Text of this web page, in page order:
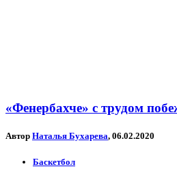
«Фенербахче» с трудом
Автор Наталья Бухарева, 06.02.2020
Баскетбол